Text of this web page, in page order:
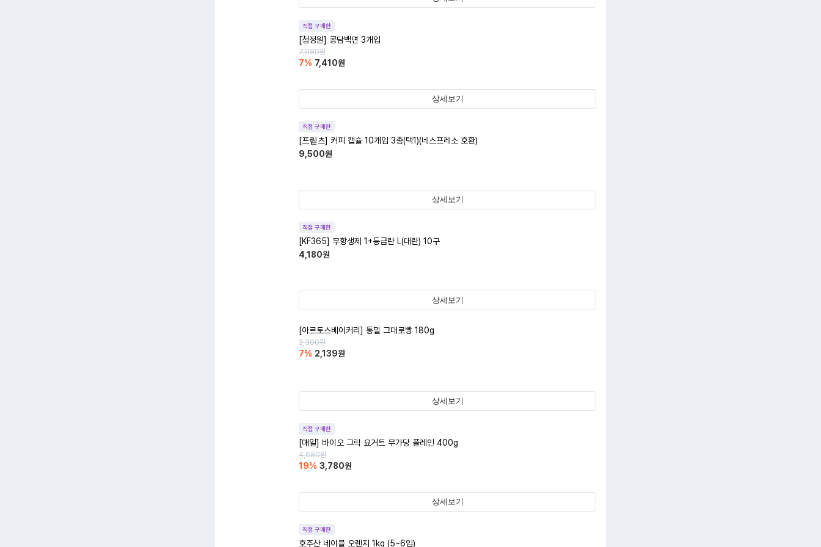
직접 구매한
[청정원] 콩담백면 3개입
7,980원
7% 7,410원
상세보기
직접 구매한
[프릳츠] 커피 캡슐 10개입 3종(택1)(네스프레소 호환)
9,500원
상세보기
직접 구매한
[KF365] 무항생제 1+등급란 L(대란) 10구
4,180원
상세보기
[아르토스베이커리] 통밀 그대로빵 180g
2,300원
7% 2,139원
상세보기
직접 구매한
[매일] 바이오 그릭 요거트 무가당 플레인 400g
4,680원
19% 3,780원
상세보기
직접 구매한
호주산 네이블 오렌지 1kg (5~6입)